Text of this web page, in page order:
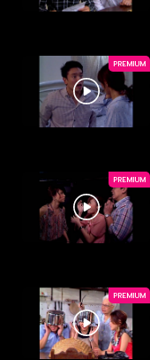
PREMIUM
PREMIUM
PREMIUM